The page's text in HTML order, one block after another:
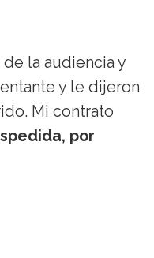
la audiencia y
y le dijeron
Mi contrato
por